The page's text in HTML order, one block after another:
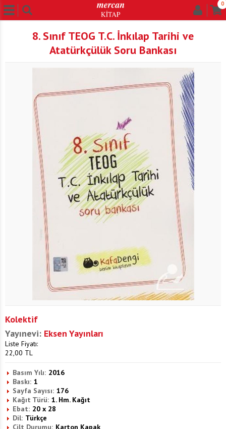
0
8. Sınıf TEOG T.C. İnkılap Tarihi ve
Atatürkçülük Soru Bankası
Kolektif
Yayınevi: Eksen Yayınları
Liste Fiyatı:
22,00 TL
Basım Yılı: 2016
Baskı: 1
Sayfa Sayısı: 176
Kağıt Türü: 1. Hm. Kağıt
Ebat: 20 x 28
Dil: Türkçe
Cilt Durumu: Karton Kapak